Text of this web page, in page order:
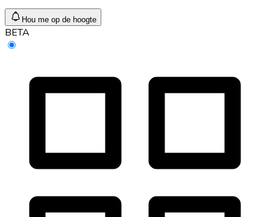
Hou me op de hoogte
BETA